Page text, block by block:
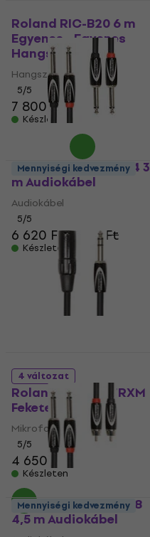
Roland RIC-B20 6 m
Egyenes - Egyenes
Hangszerkábel
Hangszerkábel
5/5
7 800 Ft
Készleten
Roland RCC-10-2814 3
m Audiokábel
Audiokábel
5/5
6 620 Ft6 930 Ft
Készleten
Mennyiségi kedvezmény
4 változat
Roland RCC-10-TRXM
Fekete
Mikrofonkábel
5/5
4 650 Ft
Készleten
Roland RCC-15-2R28
4,5 m Audiokábel
Mennyiségi kedvezmény